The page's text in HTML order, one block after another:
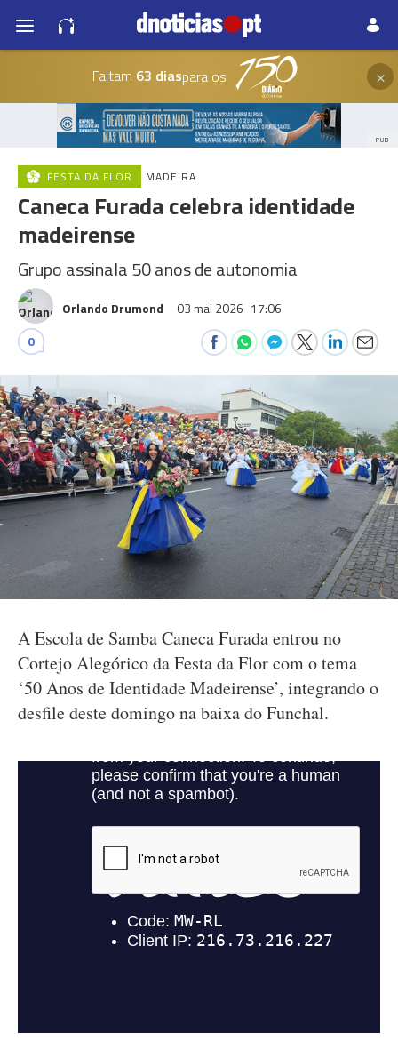
Faltam 63 diaspara os ×
PUB
FESTA DA FLOR MADEIRA
Caneca Furada celebra identidade
madeirense
Grupo assinala 50 anos de autonomia
Orlando Drumond 03 mai 2026 17:06
0
A Escola de Samba Caneca Furada entrou no
Cortejo Alegórico da Festa da Flor com o tema
‘50 Anos de Identidade Madeirense’, integrando o
desfile deste domingo na baixa do Funchal.